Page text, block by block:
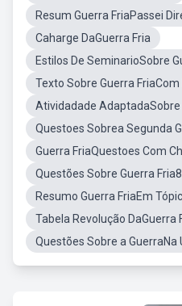
Resum Guerra FriaPassei
Caharge DaGuerra Fria
Estilos De SeminarioSobre
Texto Sobre Guerra
Atividadade AdaptadaSobre
Questoes Sobrea Segunda
Guerra FriaQuestoes Com
Questões Sobre Guerra
Resumo Guerra FriaEm
Tabela Revolução DaGuerra
Questões Sobre a GuerraNa